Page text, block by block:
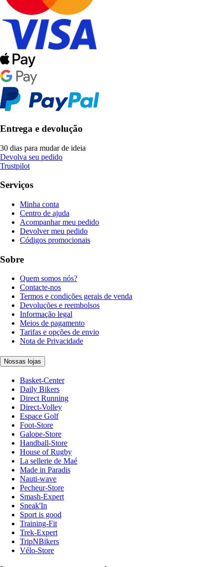
Entrega e devolução
30 dias para mudar de ideia
Devolva seu pedido
Trustpilot
Serviços
Minha conta
Centro de ajuda
Acompanhar meu pedido
Devolver meu pedido
Códigos promocionais
Sobre
Quem somos nós?
Contacte-nos
Termos e condições gerais de venda
Devoluções e reembolsos
Informação legal
Meios de pagamento
Tarifas e opções de envio
Nota de Privacidade
Nossas lojas
Basket-Center
Daily Bikers
Direct Running
Direct-Volley
Espace Golf
Foot-Store
Galope-Store
Handball-Store
House of Rugby
La sellerie de Maé
Made in Paradis
Nauti-wave
Pecheur-Store
Smash-Expert
Sneak'In
Sport is good
Training-Fit
Trek-Expert
TripNBikers
Vélo-Store